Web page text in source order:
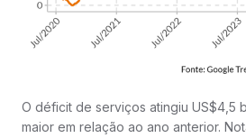
O déficit de serviços atingiu US$4,5
maior em relação ao ano anterior.